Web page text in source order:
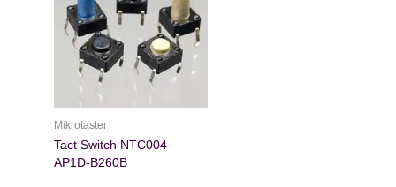
Mikrotaster
Tact Switch NTC004-
AP1D-B260B